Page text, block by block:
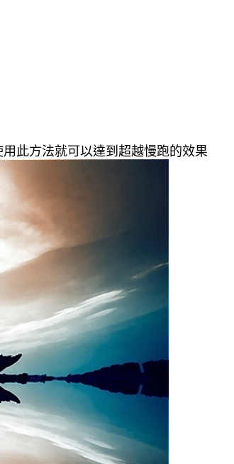
此方法就可以達到超越慢跑的效果